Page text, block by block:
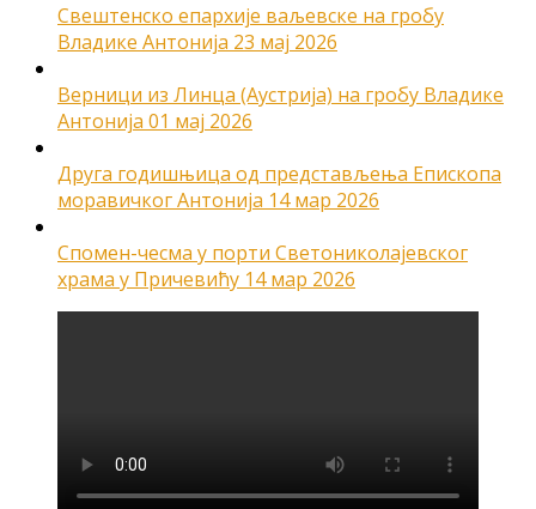
Свештенско епархије ваљевске на гробу
Владике Антонија 23 мај 2026
Верници из Линца (Аустрија) на гробу Владике
Антонија 01 мај 2026
Друга годишњица од представљења Епископа
моравичког Антонија 14 мар 2026
Спомен-чесма у порти Светониколајевског
храма у Причевићу 14 мар 2026